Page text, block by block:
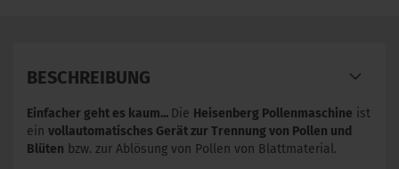
BESCHREIBUNG
Einfacher geht es kaum... Die Heisenberg Pollenmaschine ist
ein vollautomatisches Gerät zur Trennung von Pollen und
Blüten bzw. zur Ablösung von Pollen von Blattmaterial.